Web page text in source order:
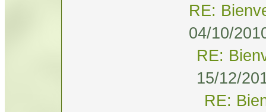
RE:
04/10/
RE:
15/12/
RE: